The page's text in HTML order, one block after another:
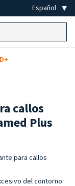
callos
Plus
para callos
del contorno